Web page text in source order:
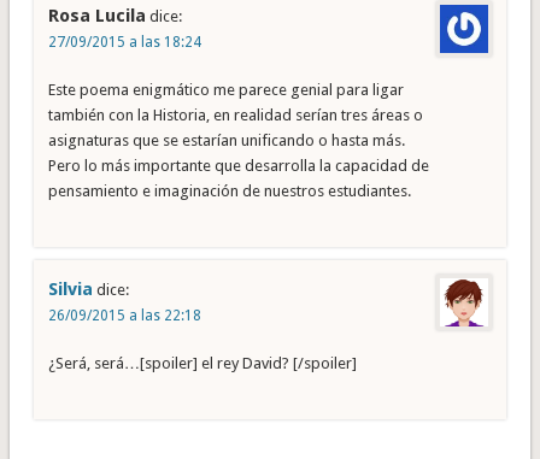
Rosa Lucila dice:
27/09/2015 a las 18:24
Este poema enigmático me parece genial para ligar
también con la Historia, en realidad serían tres áreas o
asignaturas que se estarían unificando o hasta más.
Pero lo más importante que desarrolla la capacidad de
pensamiento e imaginación de nuestros estudiantes.
Silvia dice:
26/09/2015 a las 22:18
¿Será, será…[spoiler] el rey David? [/spoiler]